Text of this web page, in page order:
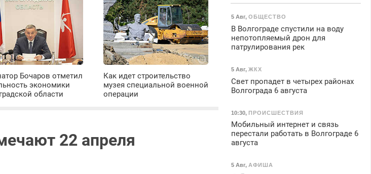
Бочаров отметил
экономики
области
Как идет строительство
музея специальной военной
операции
22 апреля
5 Авг, ОБЩЕСТВО
В Волгограде спустили на воду
непотопляемый дрон для
патрулирования рек
5 Авг, ЖКХ
Свет пропадет в четырех районах
Волгограда 6 августа
10:30, ПРОИСШЕСТВИЯ
Мобильный интернет и связь
перестали работать в Волгограде 6
августа
5 Авг, АФИША